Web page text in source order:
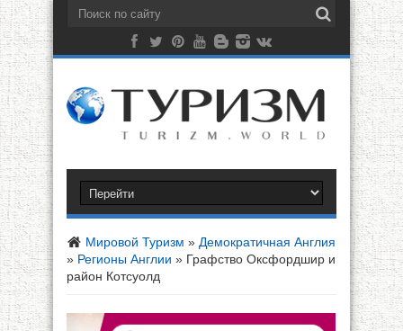
Мировой Туризм » Демократичная Англия
» Регионы Англии » Графство Оксфордшир и
район Котсуолд